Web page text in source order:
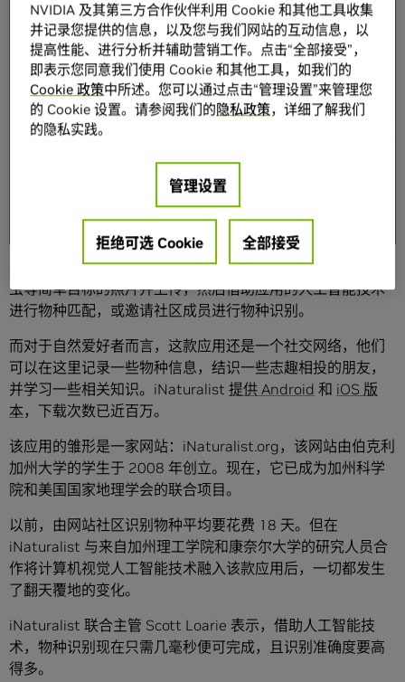
分享
无论是清理海滩、植树还是开垦花园，
iNaturalist 是一款搭载了人工智能技术的众包物种识别应
用。普通自然观察者可以利用该款应用拍摄后院的植物和昆
虫等简单目标的照片并上传，然后借助应用的人工智能技术
进行物种匹配，或邀请社区成员进行物种识别。
而对于自然爱好者而言，这款应用还是一个社交网络，他们
可以在这里记录一些物种信息，结识一些志趣相投的朋友，
并学习一些相关知识。iNaturalist 提供 Android 和 iOS 版
本，下载次数已近百万。
该应用的雏形是一家网站：iNaturalist.org，该网站由伯克利
加州大学的学生于 2008 年创立。现在，它已成为加州科学
院和美国国家地理学会的联合项目。
以前，由网站社区识别物种平均要花费 18 天。但在
iNaturalist 与来自加州理工学院和康奈尔大学的研究人员合
作将计算机视觉人工智能技术融入该款应用后，一切都发生
了翻天覆地的变化。
iNaturalist 联合主管 Scott Loarie 表示，借助人工智能技
术，物种识别现在只需几毫秒便可完成，且识别准确度要高
得多。
NVIDIA 及其第三方合作伙伴利用 Cookie 和其他工具收集
并记录您提供的信息，以及您与我们网站的互动信息，以
提高性能、进行分析并辅助营销工作。点击“全部接受”，
即表示您同意我们使用 Cookie 和其他工具，如我们的
Cookie 政策中所述。您可以通过点击“管理设置”来管理您
的 Cookie 设置。请参阅我们的隐私政策，详细了解我们
的隐私实践。
管理设置
拒绝可选 Cookie 全部接受